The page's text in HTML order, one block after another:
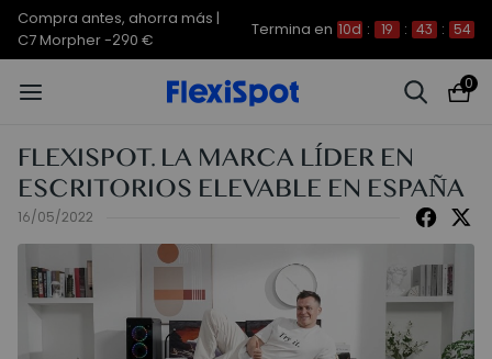
Compra antes, ahorra más | E7
Plus -200 €
Termina en 10d 19 43 53
0
FLEXISPOT. LA MARCA LÍDER EN
ESCRITORIOS ELEVABLE EN ESPAÑA
16/05/2022